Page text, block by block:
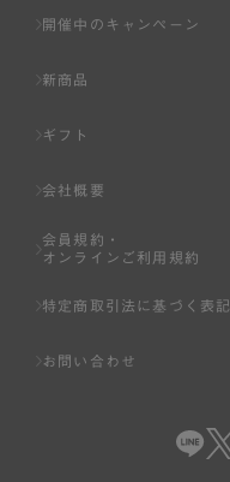
開催中のキャンペーン
新商品
ギフト
会社概要
会員規約・
オンラインご利用規約
特定商取引法に基づく表記
お問い合わせ